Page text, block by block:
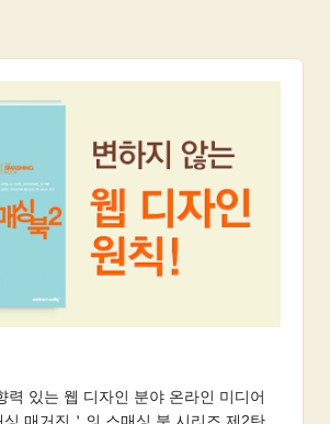
력 있는 웹 디자인 분야 온라인 미디어